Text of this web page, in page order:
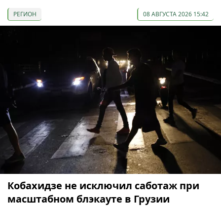
РЕГИОН 08 АВГУСТА 2026 15:42
Кобахидзе не исключил саботаж при
масштабном блэкауте в Грузии